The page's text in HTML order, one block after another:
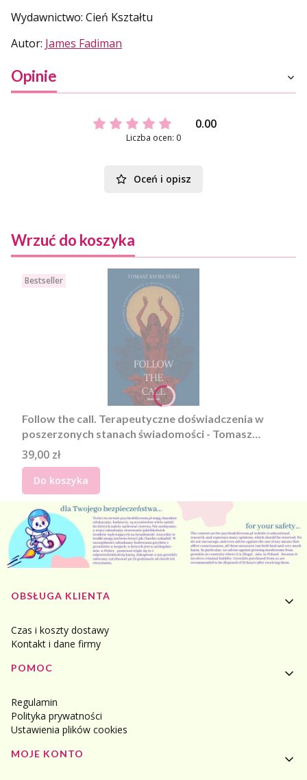
Wydawnictwo: Cień Kształtu
Autor: James Fadiman
Opinie
0.00
Liczba ocen: 0
Oceń i opisz
Wrzuć do koszyka
Bestseller
Follow the call. Terapeutyczne doświadczenia w
poszerzonych stanach świadomości - Tomasz
Kwieciński. EBOOK
Cena
39,00 zł
Do koszyka
Linki w stopce
OBSŁUGA KLIENTA
Czas i koszty dostawy
Kontakt i dane firmy
POMOC
Regulamin
Polityka prywatności
Ustawienia plików cookies
MOJE KONTO